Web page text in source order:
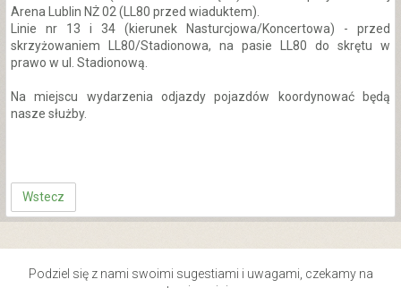
Arena Lublin NŻ 02 (LL80 przed wiaduktem).
Linie nr 13 i 34 (kierunek Nasturcjowa/Koncertowa) - przed
skrzyżowaniem LL80/Stadionowa, na pasie LL80 do skrętu w
prawo w ul. Stadionową.
Na miejscu wydarzenia odjazdy pojazdów koordynować będą
nasze służby.
Wstecz
Podziel się z nami swoimi sugestiami i uwagami, czekamy na